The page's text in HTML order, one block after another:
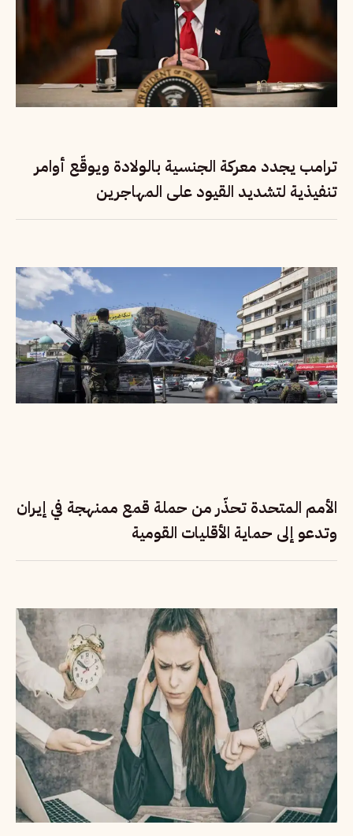
ترامب يجدد معركة الجنسية بالولادة ويوقّع أوامر
تنفيذية لتشديد القيود على المهاجرين
الأمم المتحدة تحذّر من حملة قمع ممنهجة في إيران
وتدعو إلى حماية الأقليات القومية